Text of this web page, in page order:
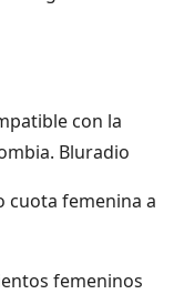
con la
Bluradio
cuota femenina a
femeninos